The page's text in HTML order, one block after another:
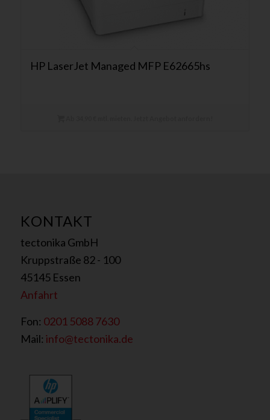
HP LaserJet Managed MFP E62665hs
KONTAKT
tectonika GmbH
Kruppstraße 82 - 100
45145 Essen
Anfahrt
Fon: 0201 5088 7630
Mail: info@tectonika.de